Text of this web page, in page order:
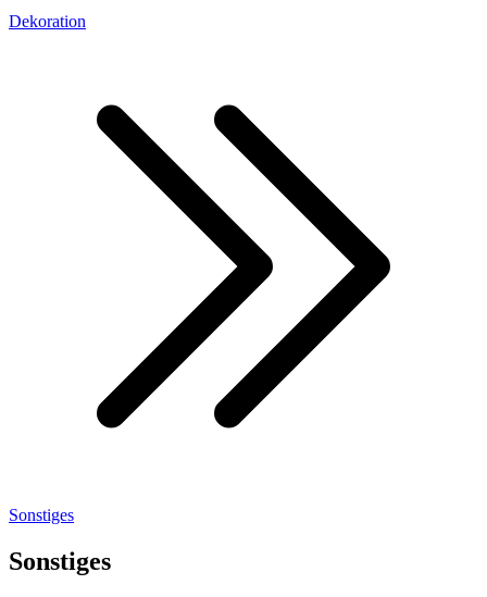
Dekoration
Sonstiges
Sonstiges